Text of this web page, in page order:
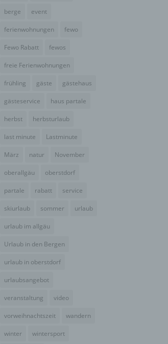
berge event
ferienwohnungen fewo
Fewo Rabatt fewos
freie Ferienwohnungen
frühling gäste gästehaus
gästeservice haus partale
herbst herbsturlaub
last minute Lastminute
März natur November
oberallgäu oberstdorf
partale rabatt service
skiurlaub sommer urlaub
urlaub im allgäu
Urlaub in den Bergen
urlaub in oberstdorf
urlaubsangebot
veranstaltung video
vorweihnachtszeit wandern
winter wintersport